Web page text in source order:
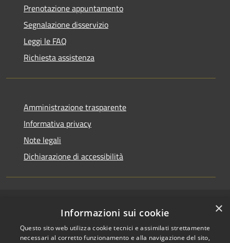
Prenotazione appuntamento
Segnalazione disservizio
Leggi le FAQ
Richiesta assistenza
Amministrazione trasparente
Informativa privacy
Note legali
Dichiarazione di accessibilità
Privacy
Copyright © 2026 • Comune di
Municipium•Accesso
×
Informazioni sui cookie
Questo sito web utilizza cookie tecnici e assimilati strettamente
necessari al corretto funzionamento e alla navigazione del sito,